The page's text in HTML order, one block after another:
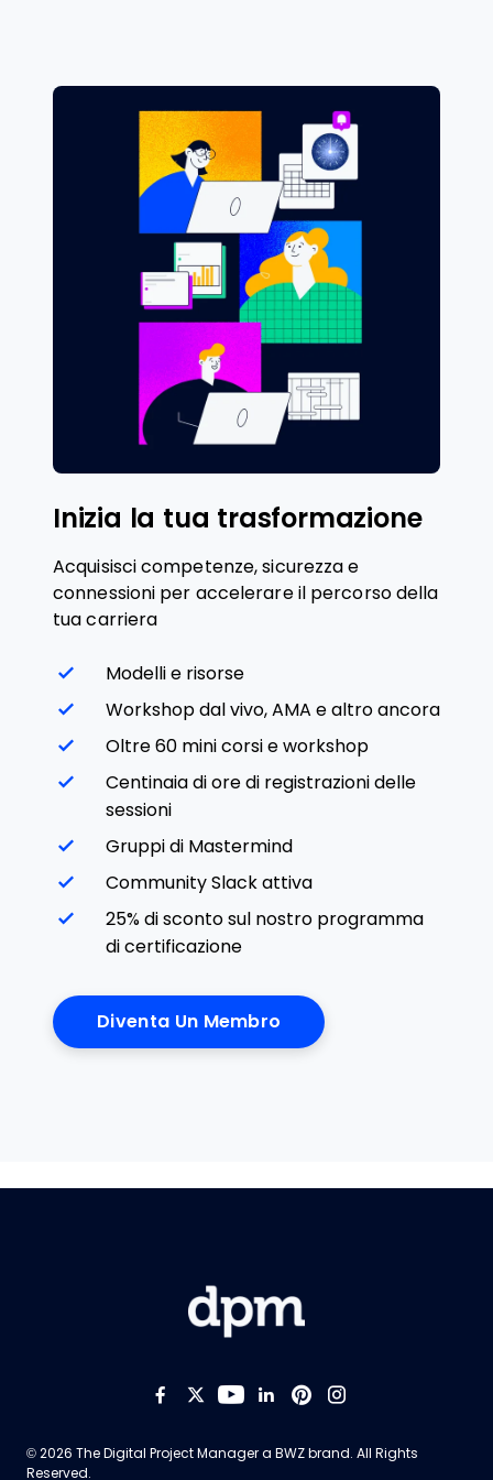
Inizia la tua trasformazione
Acquisisci competenze, sicurezza e
connessioni per accelerare il percorso della
tua carriera
Modelli e risorse
Workshop dal vivo, AMA e altro ancora
Oltre 60 mini corsi e workshop
Centinaia di ore di registrazioni delle
sessioni
Gruppi di Mastermind
Community Slack attiva
25% di sconto sul nostro programma
di certificazione
Diventa Un Membro
Like us on Facebook
Follow us on Twitter
Follow us on
Add us on
Follow us on
Follow us
© 2026 The Digital Project Manager a BWZOpens new window
brand. All Rights
Reserved.